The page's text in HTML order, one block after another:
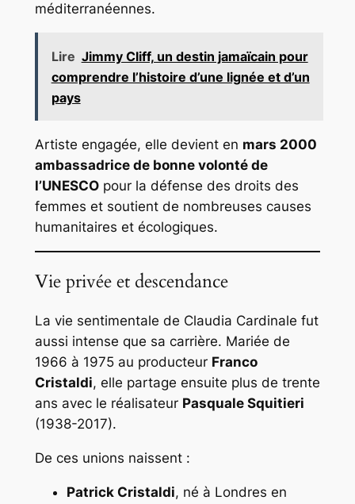
méditerranéennes.
Lire Jimmy Cliff, un destin jamaïcain pour
comprendre l’histoire d’une lignée et d’un
pays
Artiste engagée, elle devient en mars 2000
ambassadrice de bonne volonté de
l’UNESCOpour la défense des droits des
femmes et soutient de nombreuses causes
humanitaires et écologiques.
Vie privée et descendance
La vie sentimentale de Claudia Cardinale fut
aussi intense que sa carrière. Mariée de
1966 à 1975 au producteur Franco
Cristaldi, elle partage ensuite plus de trente
ans avec le réalisateur Pasquale Squitieri
(1938-2017).
De ces unions naissent :
Patrick Cristaldi, né à Londres en